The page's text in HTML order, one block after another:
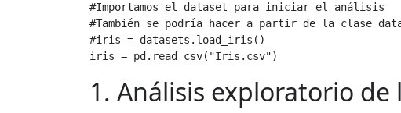
#Importamos el dataset para iniciar el análisis
#También se podría hacer a partir de la clase
#iris = datasets.load_iris()
iris = pd . read_csv( "Iris.csv")
1. Análisis exploratorio de